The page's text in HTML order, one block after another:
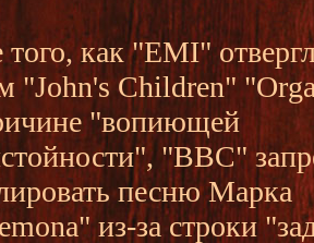
как "EMI"
"John's Children"
"вопиющей
"ВВС"
песню Марка
из-за строки